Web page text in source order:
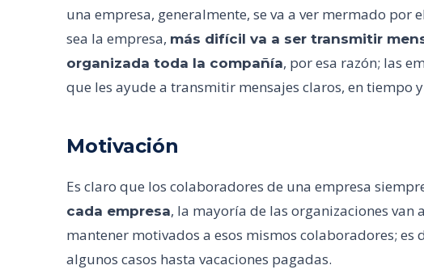
una empresa, generalmente, se va a ver mermado por
sea la empresa, más difícil va a ser transmitir
organizada toda la compañía, por esa razón; las
que les ayude a transmitir mensajes claros, en tiempo
Motivación
Es claro que los colaboradores de una empresa
cada empresa, la mayoría de las organizaciones van
mantener motivados a esos mismos colaboradores; es
algunos casos hasta vacaciones pagadas.